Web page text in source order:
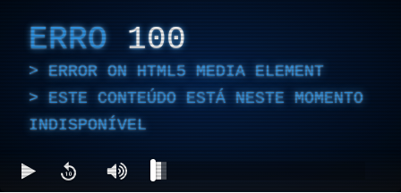
ERRO 100
ERROR ON HTML5 MEDIA ELEMENT
ESTE CONTEÚDO ESTÁ NESTE MOMENTO
INDISPONÍVEL